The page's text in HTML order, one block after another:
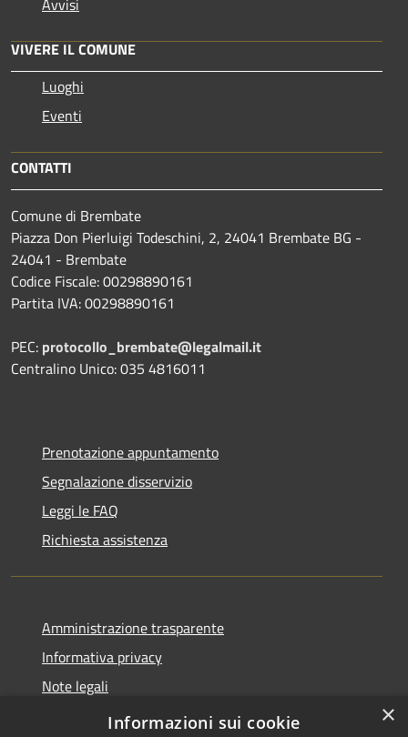
VIVERE IL COMUNE
Luoghi
Eventi
CONTATTI
Comune di Brembate
Piazza Don Pierluigi Todeschini, 2, 24041 Brembate BG -
24041 - Brembate
Codice Fiscale: 00298890161
Partita IVA: 00298890161
PEC: protocollo_brembate@legalmail.it
Centralino Unico: 035 4816011
Prenotazione appuntamento
Segnalazione disservizio
Leggi le FAQ
Richiesta assistenza
Amministrazione trasparente
Informativa privacy
Note legali
Dichiarazione di accessibilità
×
Informazioni sui cookie